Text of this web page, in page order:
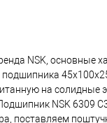
NSK, основные
на солидные
NSK 6309
поставляем